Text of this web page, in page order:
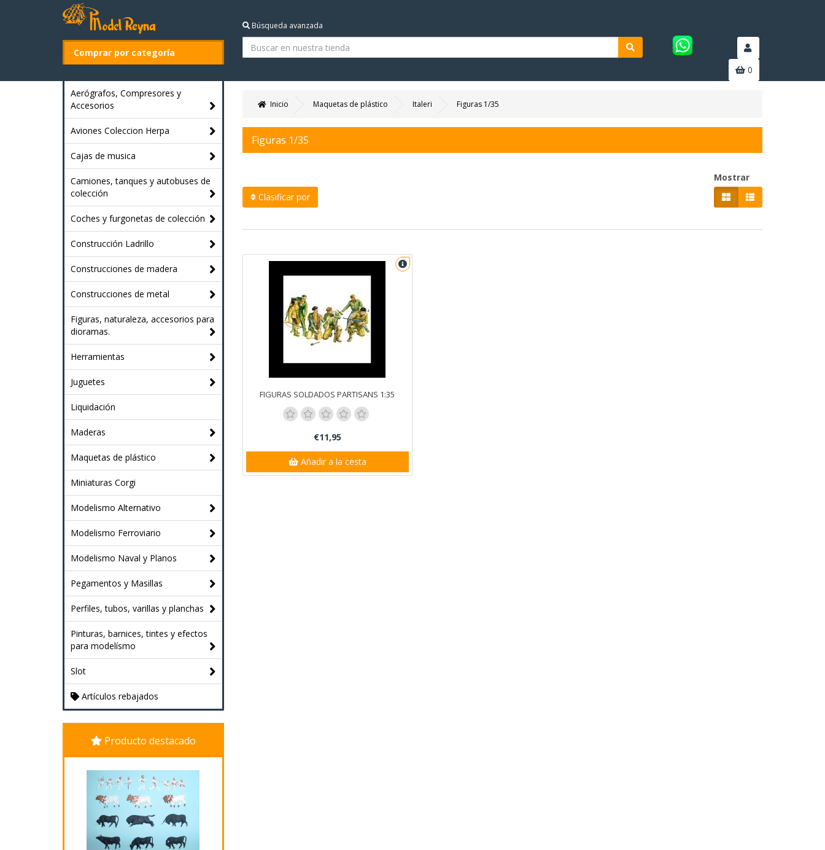
Comprar por categoría
Búsqueda avanzada
0
Aerógrafos, Compresores y
Accesorios
Aviones Coleccion Herpa
Cajas de musica
Camiones, tanques y autobuses de
colección
Coches y furgonetas de colección
Construcción Ladrillo
Construcciones de madera
Construcciones de metal
Figuras, naturaleza, accesorios para
dioramas.
Herramientas
Juguetes
Liquidación
Maderas
Maquetas de plástico
Miniaturas Corgi
Modelismo Alternativo
Modelismo Ferroviario
Modelismo Naval y Planos
Pegamentos y Masillas
Perfiles, tubos, varillas y planchas
Pinturas, barnices, tintes y efectos
para modelísmo
Slot
Artículos rebajados
Producto destacado
Inicio Maquetas de plástico Italeri Figuras 1/35
Figuras 1/35
Clasificar por
Mostrar
FIGURAS SOLDADOS PARTISANS 1:35
€11,95
Añadir a la cesta